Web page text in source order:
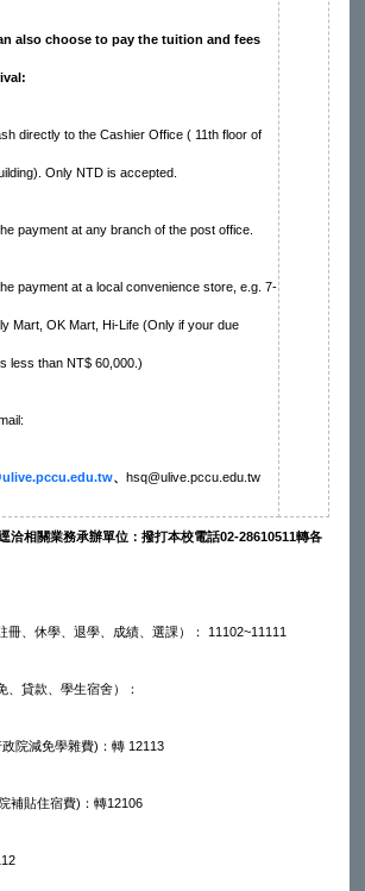
also choose to pay the tuition and fees
directly to the Cashier Office ( 11th floor of
Only NTD is accepted.
payment at any branch of the post office.
payment at a local convenience store, e.g. 7-
Mart, OK Mart, Hi-Life (Only if your due
less than NT$ 60,000.)
、hsq@ulive.pccu.edu.tw
洽相關業務承辦單位：撥打本校電話02-28610511轉各
冊、休學、退學、成績、選課）： 11102~11111
、貸款、學生宿舍）：
院減免學雜費)：轉 12113
貼住宿費)：轉12106